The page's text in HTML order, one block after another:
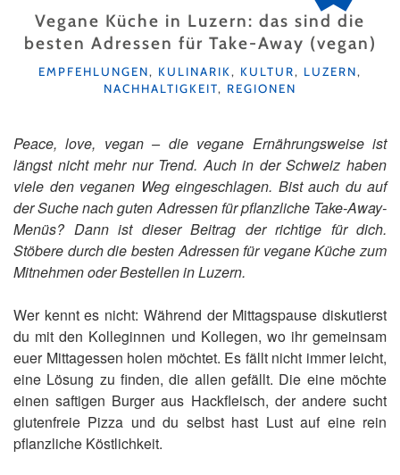
Vegane Küche in Luzern: das sind die
besten Adressen für Take-Away (vegan)
KATEGORIEN
EMPFEHLUNGEN, KULINARIK, KULTUR, LUZERN,
NACHHALTIGKEIT, REGIONEN
Peace, love, vegan – die vegane Ernährungsweise ist
längst nicht mehr nur Trend. Auch in der Schweiz haben
viele den veganen Weg eingeschlagen. Bist auch du auf
der Suche nach guten Adressen für pflanzliche Take-Away-
Menüs? Dann ist dieser Beitrag der richtige für dich.
Stöbere durch die besten Adressen für vegane Küche zum
Mitnehmen oder Bestellen in Luzern.
Wer kennt es nicht: Während der Mittagspause diskutierst
du mit den Kolleginnen und Kollegen, wo ihr gemeinsam
euer Mittagessen holen möchtet. Es fällt nicht immer leicht,
eine Lösung zu finden, die allen gefällt. Die eine möchte
einen saftigen Burger aus Hackfleisch, der andere sucht
glutenfreie Pizza und du selbst hast Lust auf eine rein
pflanzliche Köstlichkeit.